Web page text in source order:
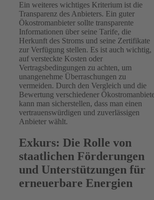
Ein weiteres wichtiges Kriterium ist die
Transparenz des Anbieters. Ein guter
Ökostromanbieter sollte transparente
Informationen über seine Tarife, die
Herkunft des Stroms und seine Zertifikate
zur Verfügung stellen. Es ist auch wichtig,
auf versteckte Kosten oder
Vertragsbedingungen zu achten, um
unangenehme Überraschungen zu
vermeiden. Durch den Vergleich und die
Bewertung verschiedener
kann man sicherstellen, dass man einen
vertrauenswürdigen und zuverlässigen
Anbieter wählt.
Exkurs: Die Rolle von
staatlichen Förderungen
und Unterstützungen für
erneuerbare Energien